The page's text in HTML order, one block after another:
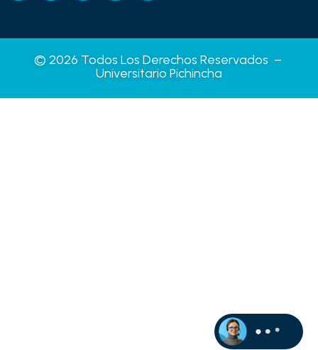
© 2026 Todos Los Derechos Reservados –
Universitario Pichincha